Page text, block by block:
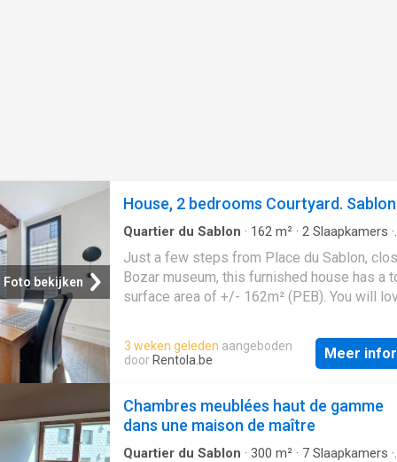
Foto bekijken
House, 2 bedrooms Courtyard. Sablon
Quartier du Sablon · 162 m² · 2 Slaapkamers ·
Geschakelde Woning
Just a few steps from Place du Sablon,
Bozar museum, this furnished house has a
surface area of +/- 162m² (PEB). You will
ideal location. It comprises an entrance hall
guest toilet, a living room, a dining room
equipped kitchen opening onto a courtyard,
a shower room and toilet. Other features
washing machine and dryer, and an indoor
space, all for €190/month. The building has a
3 weken geleden aangeboden
door Rentola.be Meer
Chambres meublées haut de gamme
dans une maison de maître
Quartier du Sablon · 300 m² · 7 Slaapkamers ·